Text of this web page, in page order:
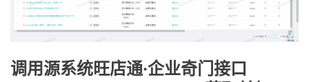
调用源系统旺店通·企业奇门接口